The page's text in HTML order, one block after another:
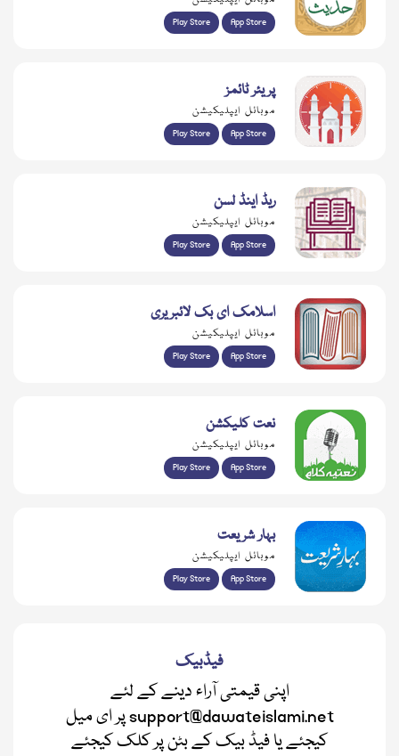
Play Store App Store
پریئر ٹائمز
موبائل ایپلیکیشن
Play Store App Store
ریڈ اینڈ لسن
موبائل ایپلیکیشن
Play Store App Store
اسلامک ای بک لائبریری
موبائل ایپلیکیشن
Play Store App Store
نعت کلیکشن
موبائل ایپلیکیشن
Play Store App Store
بہار شریعت
موبائل ایپلیکیشن
Play Store App Store
فیڈبیک
اپنی قیمتی آراء دینے کے لئے
support@dawateislami.net پر ای میل
کیجئے یا فیڈ بیک کے بٹن پر کلک کیجئے